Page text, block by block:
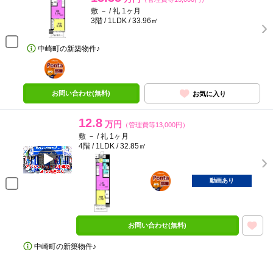
敷 － / 礼 1ヶ月
3階 / 1LDK / 33.96㎡
中崎町の新築物件♪
ポンタ
部屋
お問い合わせ(無料) お気に入り
12.8 万円 （管理費等13,000円）
敷 － / 礼 1ヶ月
4階 / 1LDK / 32.85㎡
ポンタ
部屋
動画あり
お問い合わせ(無料)
中崎町の新築物件♪